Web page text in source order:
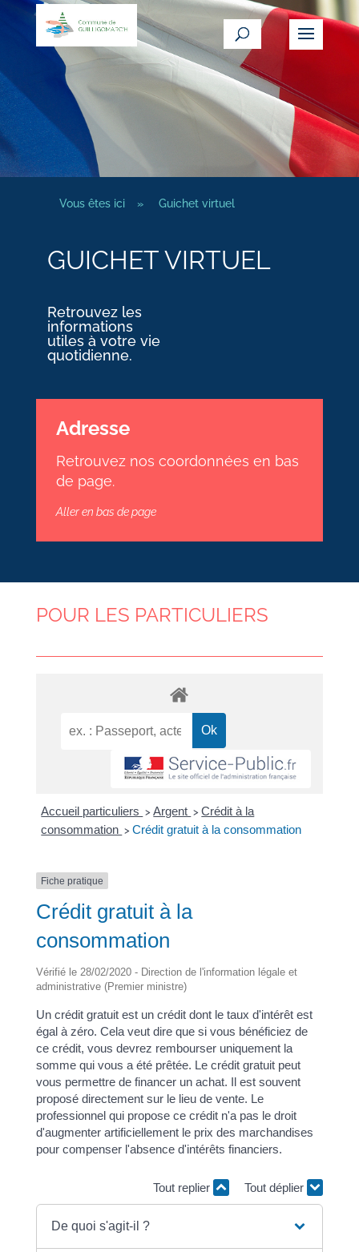
Vous êtes ici » Guichet virtuel
GUICHET VIRTUEL
Retrouvez les
informations
utiles à votre vie
quotidienne.
Adresse
Retrouvez nos coordonnées en bas
de page.
Aller en bas de page
POUR LES PARTICULIERS
Accueil particuliers > Argent > Crédit à la
consommation > Crédit gratuit à la consommation
Fiche pratique
Crédit gratuit à la
consommation
Vérifié le 28/02/2020 - Direction de l'information légale et
administrative (Premier ministre)
Un crédit gratuit est un crédit dont le taux d'intérêt est
égal à zéro. Cela veut dire que si vous bénéficiez de
ce crédit, vous devrez rembourser uniquement la
somme qui vous a été prêtée. Le crédit gratuit peut
vous permettre de financer un achat. Il est souvent
proposé directement sur le lieu de vente. Le
professionnel qui propose ce crédit n'a pas le droit
d'augmenter artificiellement le prix des marchandises
pour compenser l'absence d'intérêts financiers.
Tout replier Tout déplier
De quoi s'agit-il ?